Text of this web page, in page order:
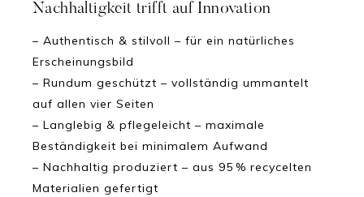
Nachhaltigkeit trifft auf Innovation
– Authentisch & stilvoll – für ein natürliches
Erscheinungsbild
– Rundum geschützt – vollständig ummantelt
auf allen vier Seiten
– Langlebig & pflegeleicht – maximale
Beständigkeit bei minimalem Aufwand
– Nachhaltig produziert – aus 95 % recycelten
Materialien gefertigt